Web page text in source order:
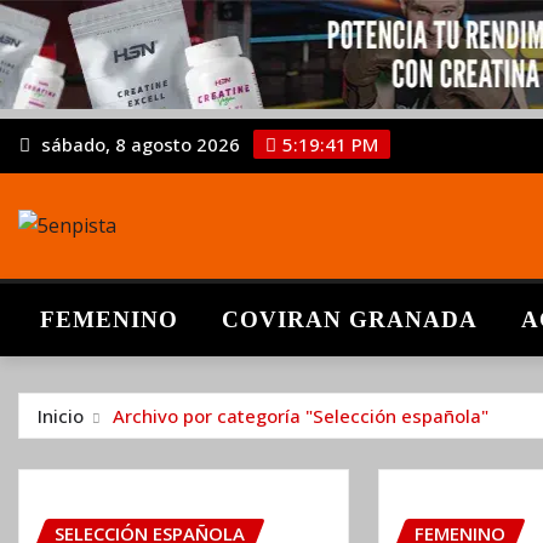
sábado, 8 agosto 2026 5:19:42 PM
FEMENINO COVIRAN GRANADA
Inicio Archivo por categoría "Selección española"
SELECCIÓN ESPAÑOLA
FEMENINO